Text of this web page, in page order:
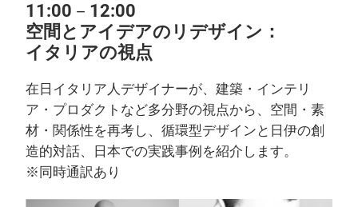
11:00－12:00
空間とアイデアのリデザイン：
イタリアの視点
在日イタリア人デザイナーが、建築・インテリ
ア・プロダクトなど多分野の視点から、空間・素
材・関係性を再考し、循環型デザインと日伊の創
造的対話、日本での実践事例を紹介します。
※同時通訳あり